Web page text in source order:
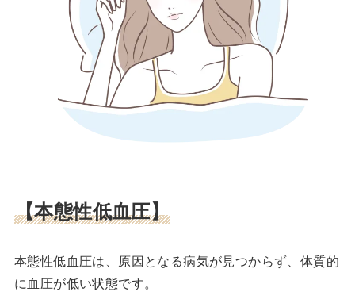
【本態性低血圧】
本態性低血圧は、原因となる病気が見つからず、体質的
に血圧が低い状態です。